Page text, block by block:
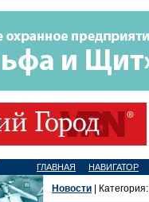
ГЛАВНАЯ НАВИГАТОР
Новости | Категория: